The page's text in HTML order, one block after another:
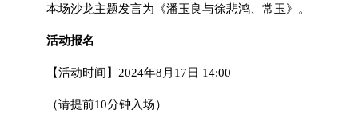
本场沙龙主题发言为《潘玉良与徐悲鸿、常玉》。
活动报名
【活动时间】2024年8月17日 14:00
（请提前10分钟入场）